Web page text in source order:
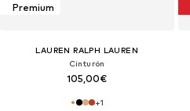
Premium
LAUREN RALPH LAUREN
Cinturón
105,00€
+1